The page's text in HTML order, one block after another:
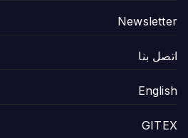
Newsletter
اتصل بنا
English
GITEX